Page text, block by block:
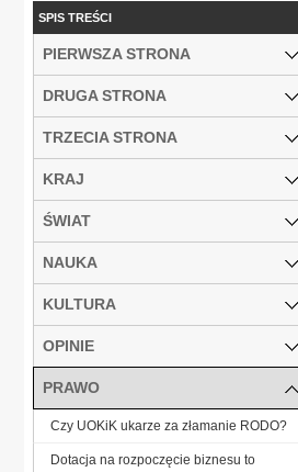
SPIS TREŚCI
PIERWSZA STRONA
DRUGA STRONA
TRZECIA STRONA
KRAJ
ŚWIAT
NAUKA
KULTURA
OPINIE
PRAWO
Czy UOKiK ukarze za złamanie RODO?
Dotacja na rozpoczęcie biznesu to